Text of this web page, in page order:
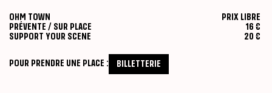
OHM TOWN
PRIX LIBRE
PRÉVENTE / SUR PLACE
16 €
SUPPORT YOUR SCENE
20 €
POUR PRENDRE UNE PLACE : BILLETTERIE